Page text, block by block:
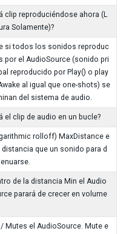
clip reproduciéndose ahora (L
Solamente)?
si todos los sonidos reproduc
por el AudioSource (sonido pri
reproducido por Play() o play
al igual que one-shots) se
del sistema de audio.
el clip de audio en un bucle?
rolloff) MaxDistance e
distancia que un sonido para d
de la distancia Min el Audio
parará de crecer en volume
/ Mutes el AudioSource. Mute e